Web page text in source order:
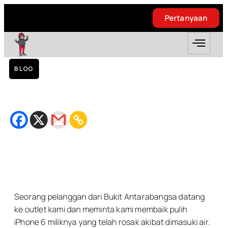
Pertanyaan
BLOG
Seorang pelanggan dari Bukit Antarabangsa datang
ke outlet kami dan meminta kami membaik pulih
iPhone 6 miliknya yang telah rosak akibat dimasuki air.